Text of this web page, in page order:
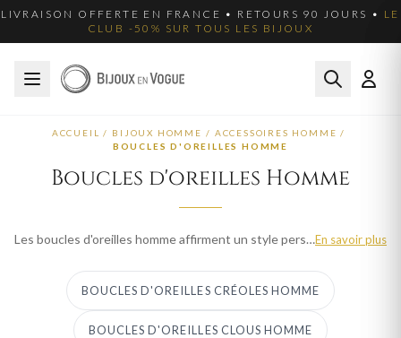
LIVRAISON OFFERTE EN FRANCE • RETOURS 90 JOURS • LE
CLUB -50% SUR TOUS LES BIJOUX
ACCUEIL / BIJOUX HOMME / ACCESSOIRES HOMME /
BOUCLES D'OREILLES HOMME
Boucles d'oreilles Homme
Les boucles d'oreilles homme affirment un style personnel avec caractere et modernite. Bijoux en Vogue propose des clous, anneaux et creoles pour homme en or, argent 925 et acier, dans des designs minimalistes ou audacieux. Portees seules ou en paire, elles ajoutent une touche de personnalite a tout look. Fabrication francaise, livraison offerte et emballage soigne.En savoir plus
BOUCLES D'OREILLES CRÉOLES HOMME
BOUCLES D'OREILLES CLOUS HOMME